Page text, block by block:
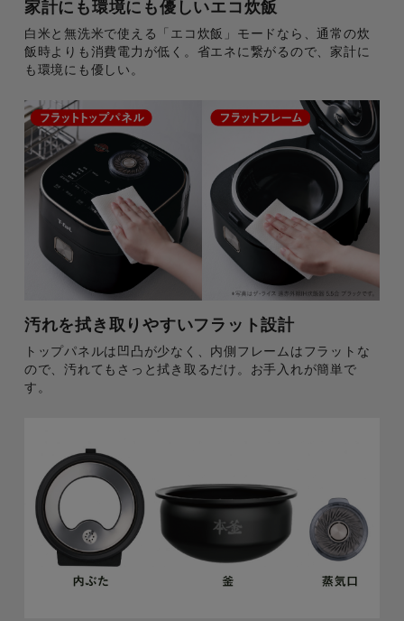
家計にも環境にも優しいエコ炊飯
白米と無洗米で使える「エコ炊飯」モードなら、通常の炊
飯時よりも消費電力が低く。省エネに繋がるので、家計に
も環境にも優しい。
汚れを拭き取りやすいフラット設計
トップパネルは凹凸が少なく、内側フレームはフラットな
ので、汚れてもさっと拭き取るだけ。お手入れが簡単で
す。